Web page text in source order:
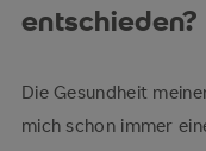
entschieden?
Die Gesundheit
mich schon immer